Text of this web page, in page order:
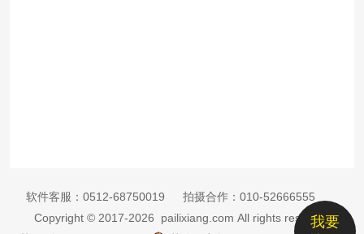
我要
软件客服： 0512-68750019 拍摄合作： 010-52666555
Copyright © 2017-2026 pailixiang.com All rights reserved